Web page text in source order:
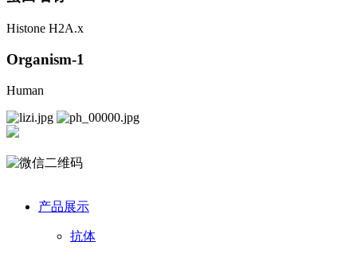
Histone H2A.x
Organism-1
Human
产品展示
抗体